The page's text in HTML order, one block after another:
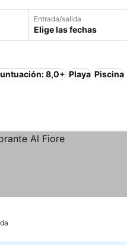
Entrada/salida
Elige las fechas
8,0+ Playa Piscina